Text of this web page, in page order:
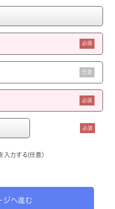
必須
任意
必須
必須
入力する(任意）
ジへ進む